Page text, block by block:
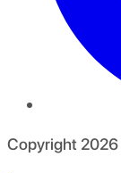
Copyright 2026